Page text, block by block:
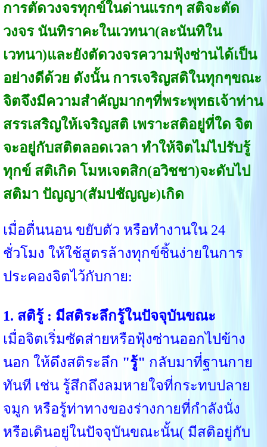
การตัดวงจรทุกข์ในด่านแรกๆ สติจะตัด
วงจร นันทิราคะในเวทนา(ละนันทิใน
เวทนา)และยังตัดวงจรความฟุ้งซ่านได้เป็น
อย่างดีด้วย ดังนั้น การเจริญสติในทุกๆขณะ
จิตจึงมีความสำคัญมากๆที่พระพุทธเจ้าท่าน
สรรเสริญให้เจริญสติ เพราะสติอยู่ที่ใด จิต
จะอยู่กับสติตลอดเวลา ทำให้จิตไม่ไปรับรู้
ทุกข์ สติเกิด โมหเจตสิก(อวิชชา)จะดับไป
สติมา ปัญญา(สัมปชัญญะ)เกิด
เมื่อตื่นนอน ขยับตัว หรือทำงานใน 24
ชั่วโมง ให้ใช้สูตรล้างทุกข์ชิ้นง่ายในการ
ประคองจิตไว้กับกาย:
1. สติรู้ : มีสติระลึกรู้ในปัจจุบันขณะ
เมื่อจิตเริ่มซัดส่ายหรือฟุ้งซ่านออกไปข้าง
นอก ให้ดึงสติระลึก "รู้" กลับมาที่ฐานกาย
ทันที เช่น รู้สึกถึงลมหายใจที่กระทบปลาย
จมูก หรือรู้ท่าทางของร่างกายที่กำลังนั่ง
หรือเดินอยู่ในปัจจุบันขณะนั้น( มีสติอยู่กับ